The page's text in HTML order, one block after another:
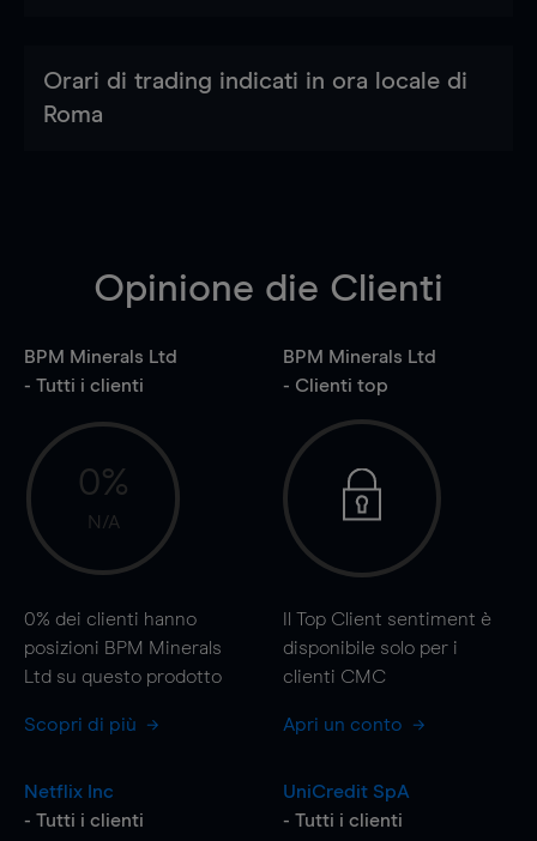
Orari di trading indicati in ora locale di
Roma
Opinione die Clienti
BPM Minerals Ltd
- Tutti i clienti
0%
N/A
0% dei clienti hanno
posizioni BPM Minerals
Ltd su questo prodotto
Scopri di più
BPM Minerals Ltd
- Clienti top
Il Top Client sentiment è
disponibile solo per i
clienti CMC
Apri un conto
Netflix Inc
- Tutti i clienti
UniCredit SpA
- Tutti i clienti